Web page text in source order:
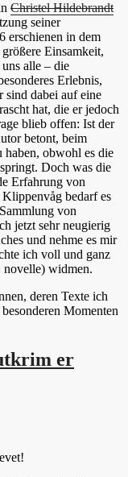
Christel Hildebrandt
seiner
erschienen in dem
Einsamkeit,
alle – die
Erlebnis,
sind dabei auf eine
hat, die er jedoch
blieb offen: Ist der
betont, beim
haben, obwohl es die
Doch was die
Erfahrung von
bedarf es
von
jetzt sehr neugierig
und nehme es mir
ich voll und ganz
novelle) widmen.
deren Texte ich
Momenten
er